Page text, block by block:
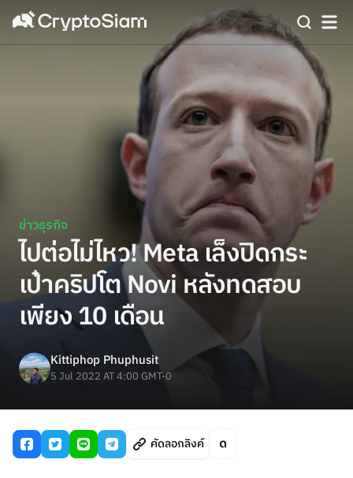
ข่าวธุรกิจ
ไปต่อไม่ไหว! Meta เล็งปิดกระ
เป๋าคริปโต Novi หลังทดสอบ
เพียง 10 เดือน
Kittiphop Phuphusit
5 Jul 2022 AT 4:00 GMT-0
คัดลอกลิงค์